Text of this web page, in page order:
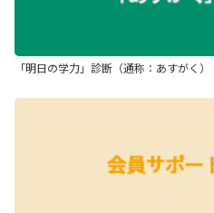
「明日の学力」診断（通称：あすがく